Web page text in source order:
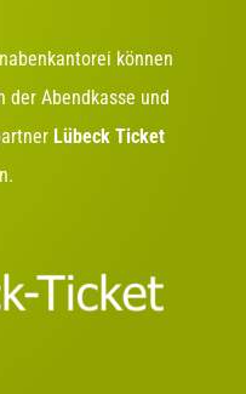
können
der Abendkasse und
Lübeck Ticket